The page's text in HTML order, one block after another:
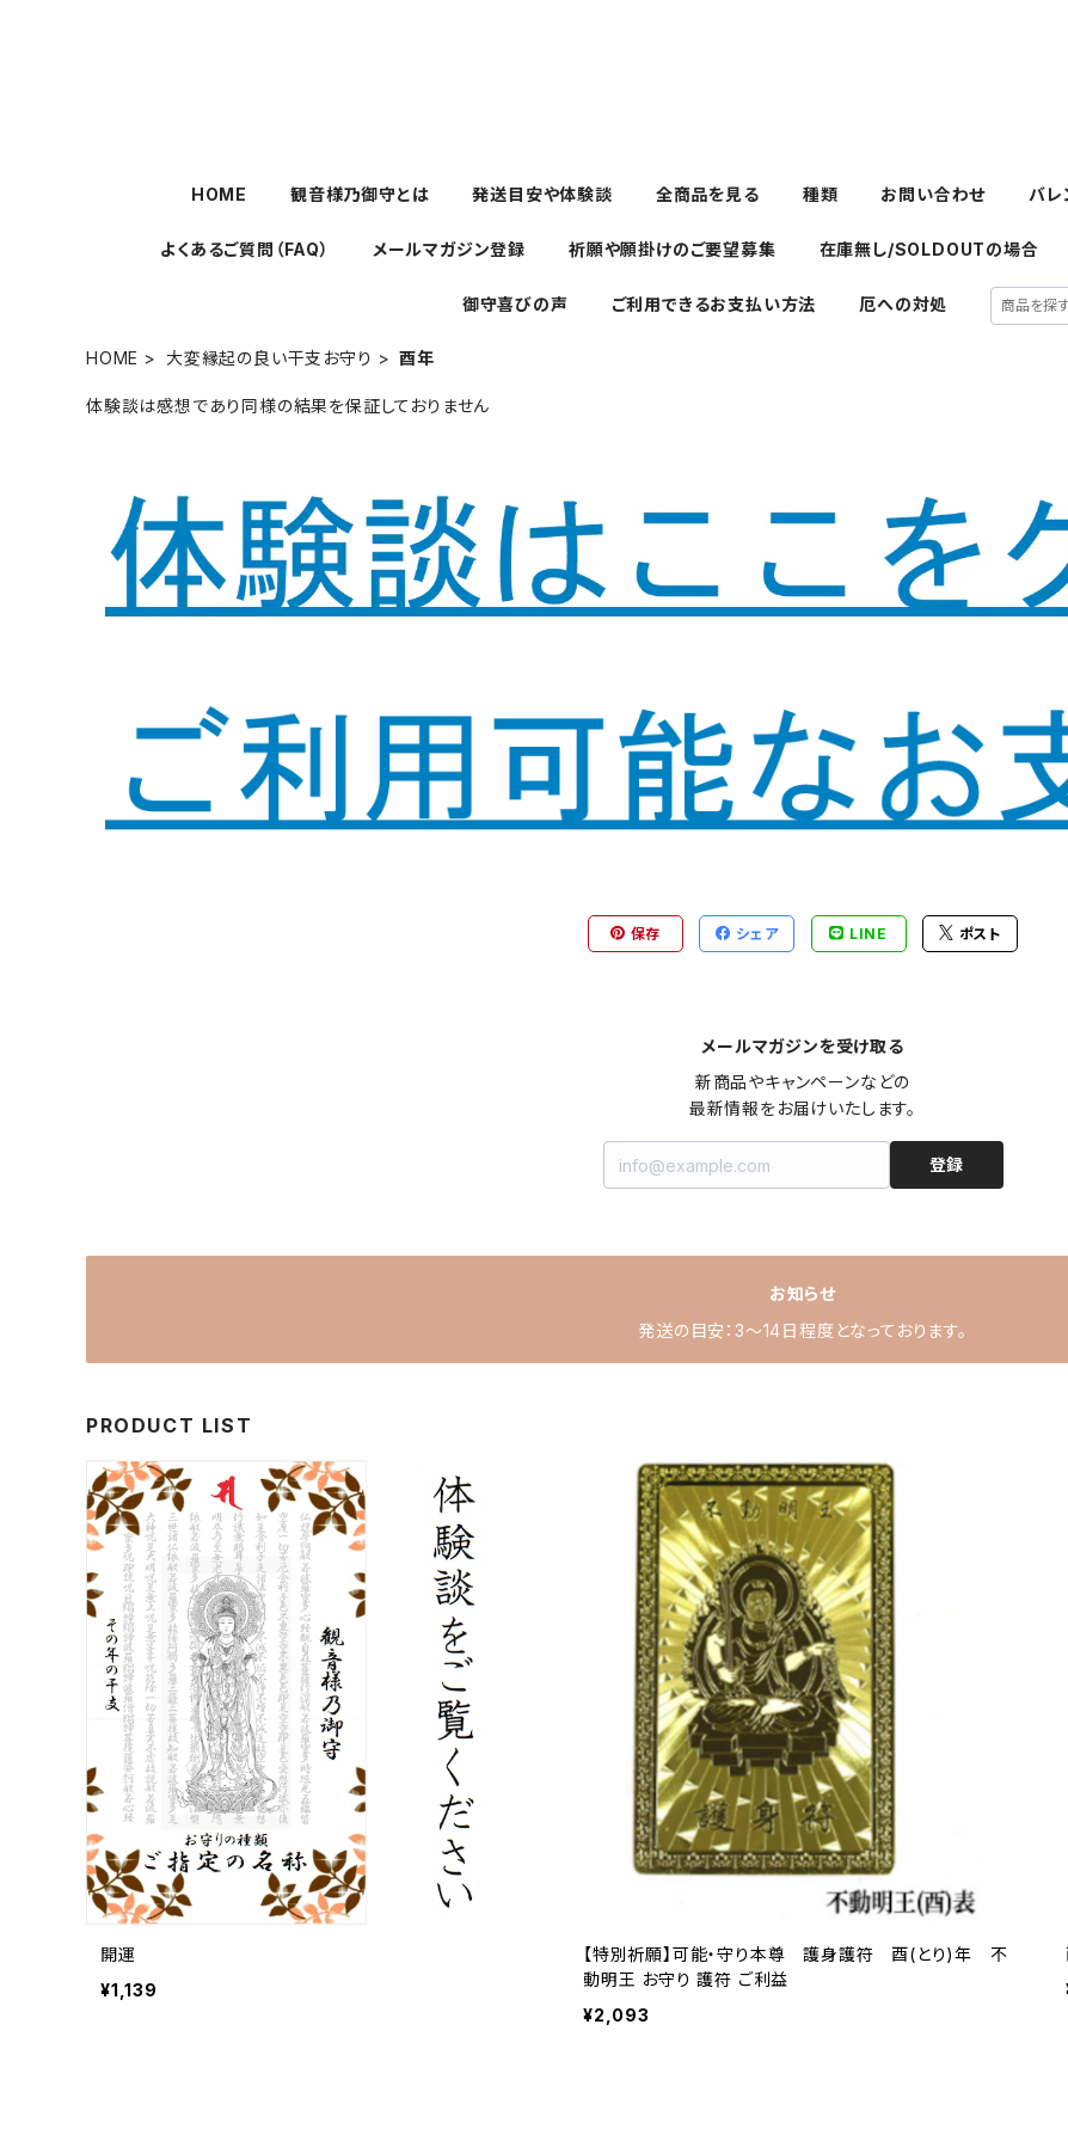
HOME 観音様乃御守とは 発送目安や体験談 全商品を見る 種類 お問い合わせ バレ
よくあるご質問（FAQ） メールマガジン登録 祈願や願掛けのご要望募集 在庫無し/SOLDOUTの場合
御守喜びの声 ご利用できるお支払い方法 厄への対処
HOME 大変縁起の良い干支お守り 酉年
体験談は感想であり同様の結果を保証しておりません
保存 シェア LINE ポスト
メールマガジンを受け取る
新商品やキャンペーンなどの
最新情報をお届けいたします。
登録
お知らせ
発送の目安：3～14日程度となっております。
PRODUCT LIST
開運
¥1,139
【特別祈願】可能・守り本尊 護身護符 酉(とり)年 不
動明王 お守り 護符 ご利益
¥2,093